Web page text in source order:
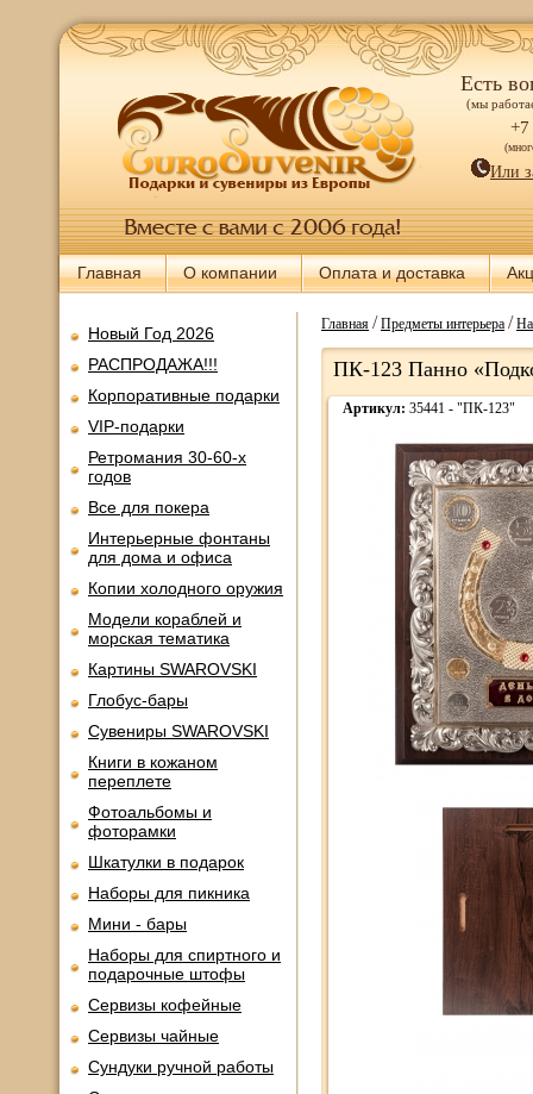
Есть
(мы
+7
Или
Главная О компании Оплата и доставка
Новый Год 2026
РАСПРОДАЖА!!!
Корпоративные подарки
VIP-подарки
Ретромания 30-60-х
годов
Все для покера
Интерьерные фонтаны
для дома и офиса
Копии холодного оружия
Модели кораблей и
морская тематика
Картины SWAROVSKI
Глобус-бары
Сувениры SWAROVSKI
Книги в кожаном
переплете
Фотоальбомы и
фоторамки
Шкатулки в подарок
Наборы для пикника
Мини - бары
Наборы для спиртного и
подарочные штофы
Сервизы кофейные
Сервизы чайные
Сундуки ручной работы
Главная/Предметы интерьера/
ПК-123 Панно
Артикул: 35441 - "ПК-123"